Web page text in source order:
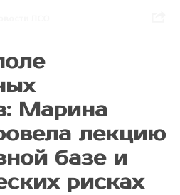
Марина
лекцию
базе и
рисках